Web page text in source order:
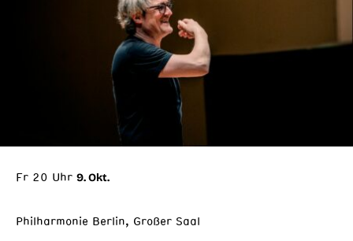
Fr 20 Uhr 9. Okt.
Philharmonie Berlin, Großer Saal